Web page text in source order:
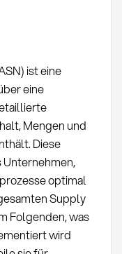
ist eine
eine
Mengen und
Diese
optimal
Supply
Folgenden, was
wird